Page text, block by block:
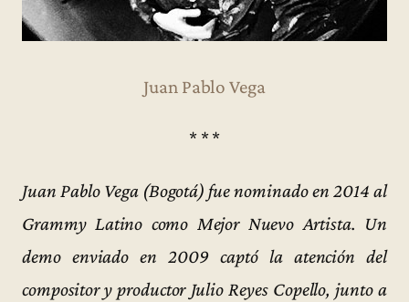
Juan Pablo Vega
* * *
Juan Pablo Vega (Bogotá) fue nominado en 2014 al
Grammy Latino como Mejor Nuevo Artista. Un
demo enviado en 2009 captó la atención del
compositor y productor Julio Reyes Copello, junto a